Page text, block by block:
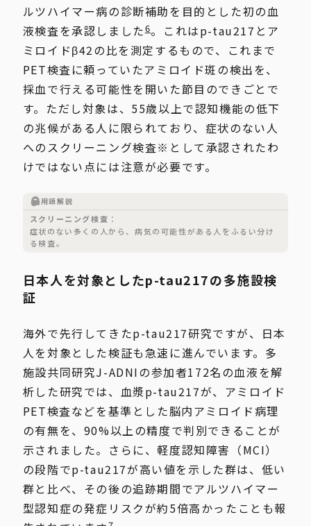
ルツハイマー病の診断補助を目的とした初の血
液検査を承認しました6。これはp-tau217とア
ミロイドβ42の比を測定するもので、これまで
PET検査に頼っていたアミロイド斑の検出を、
採血で行える可能性を開いた節目のできごとで
す。ただし対象は、55歳以上で認知機能の低下
の兆候がある人に限られており、症状のない人
へのスクリーニング検査※として承認されたわ
けではない点には注意が必要です。
用語解説
スクリーニング検査
症状のない多くの人から、病気の可能性がある人をふるい分け
る検査。
日本人を対象としたp-tau217の多施設検
証
海外で先行してきたp-tau217研究ですが、日本
人を対象とした検証も急速に進んでいます。多
施設共同研究J-ADNIの参加者172名の血液を解
析した研究では、血漿p-tau217が、アミロイド
PET検査などを基準とした脳内アミロイド病理
の有無を、90%以上の精度で判別できることが
示されました。さらに、軽度認知障害（MCI）
の段階でp-tau217が高い値を示した群は、低い
群と比べ、その後の追跡期間でアルツハイマー
型認知症の発症リスクが約5倍高かったことも報